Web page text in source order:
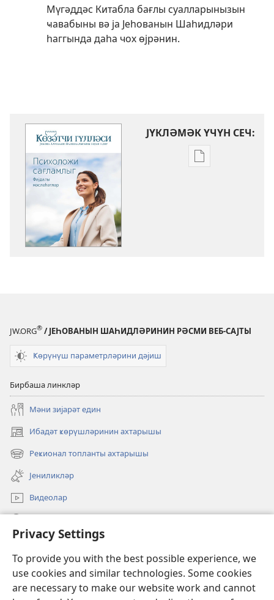
Privacy Settings
To provide you with the best possible experience, we
use cookies and similar technologies. Some cookies
are necessary to make our website work and cannot
Мүгәддәс Китабла бағлы суалларынызын
ҹавабыны вә ја Јеһованын Шаһидләри
һаггында даһа чох өјрәнин.
ЈҮКЛӘМӘК ҮЧҮН СЕЧ:
Електрон
JW.ORG® / ЈЕҺОВАНЫН ШАҺИДЛӘРИНИН РӘСМИ ВЕБ-САЈТЫ
Ҝөрүнүш параметрләрини дәјиш
Бирбаша линкләр
Мәни зијарәт един
Ибадәт ҝөрүшләринин ахтарышы
(opens
new
window)
Реҝионал топланты ахтарышы
(opens
new
window)
Јениликләр
Видеолар
(opens
window)Ҝөзәтчи гүлләсинин онлајн китабханасы
(opens